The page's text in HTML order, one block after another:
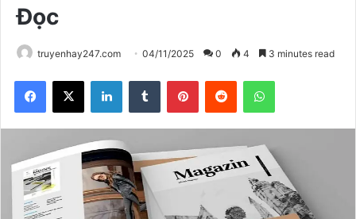
Đọc
truyenhay247.com 04/11/2025 0 4 3 minutes read